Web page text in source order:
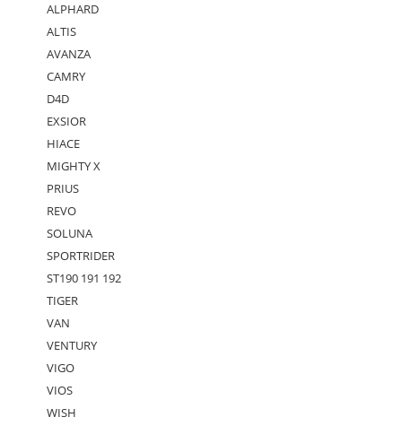
ALPHARD
ALTIS
AVANZA
CAMRY
D4D
EXSIOR
HIACE
MIGHTY X
PRIUS
REVO
SOLUNA
SPORTRIDER
ST190 191 192
TIGER
VAN
VENTURY
VIGO
VIOS
WISH